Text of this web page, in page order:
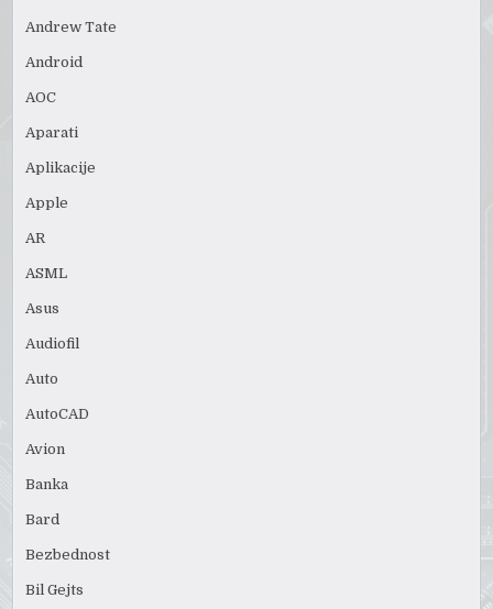
Andrew Tate
Android
AOC
Aparati
Aplikacije
Apple
AR
ASML
Asus
Audiofil
Auto
AutoCAD
Avion
Banka
Bard
Bezbednost
Bil Gejts